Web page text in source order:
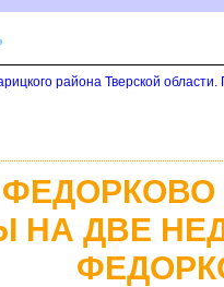
района Тверской
НА ДВЕ